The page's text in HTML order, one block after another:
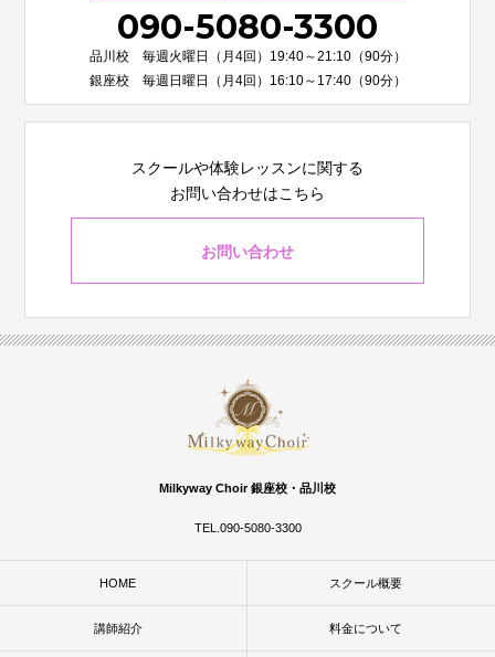
090-5080-3300
品川校 毎週火曜日（月4回）19:40～21:10（90分）
銀座校 毎週日曜日（月4回）16:10～17:40（90分）
スクールや体験レッスンに関する
お問い合わせはこちら
お問い合わせ
Milkyway Choir 銀座校・品川校
TEL.090-5080-3300
HOME スクール概要
講師紹介 料金について